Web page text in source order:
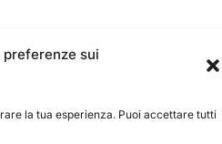
preferenze sui
la tua esperienza. Puoi accettare tutti